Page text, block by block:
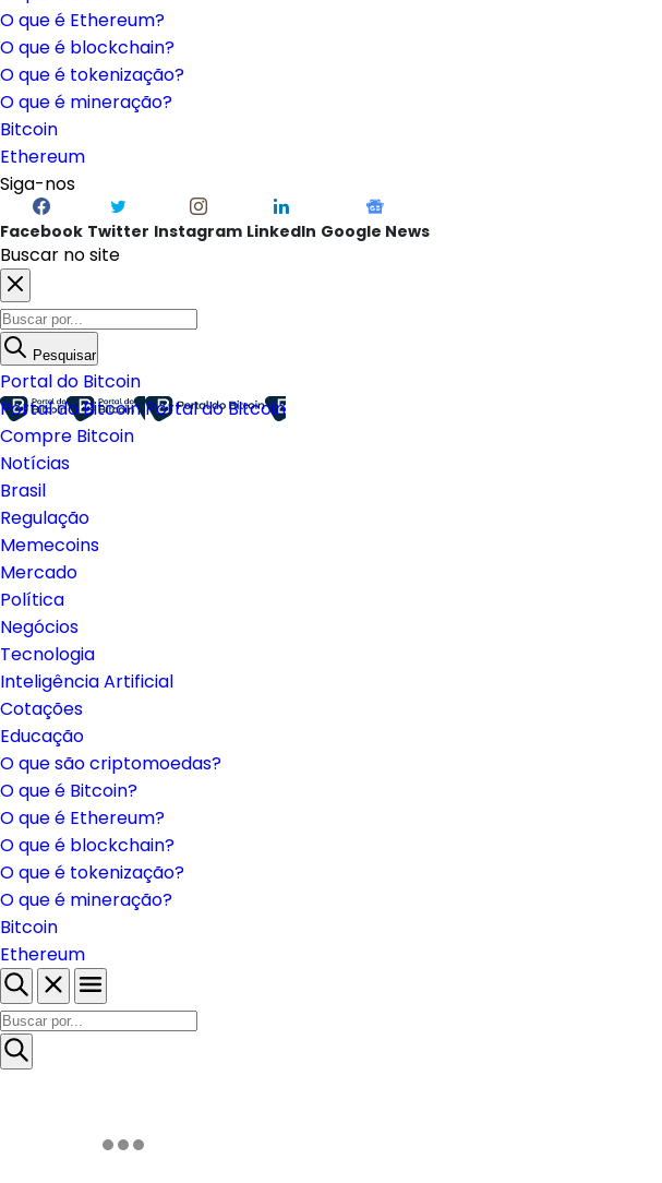
O que é Ethereum?
O que é blockchain?
O que é tokenização?
O que é mineração?
Bitcoin
Ethereum
Siga-nos
Facebook Twitter Instagram LinkedIn Google News
Buscar no site
Pesquisar
Portal do Bitcoin
Portal do BitcoinPortal do Bitcoin
Compre Bitcoin
Notícias
Brasil
Regulação
Memecoins
Mercado
Política
Negócios
Tecnologia
Inteligência Artificial
Cotações
Educação
O que são criptomoedas?
O que é Bitcoin?
O que é Ethereum?
O que é blockchain?
O que é tokenização?
O que é mineração?
Bitcoin
Ethereum